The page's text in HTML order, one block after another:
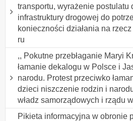
transportu, wyrażenie postulatu
infrastruktury drogowej do
konieczności działania na
ru
,, Pokutne przebłaganie Maryi
łamanie dekalogu w Polsce i
narodu. Protest przeciwko
dzieci niszczenie rodzin i
władz samorządowych i rządu
Pikieta informacyjna w obronie